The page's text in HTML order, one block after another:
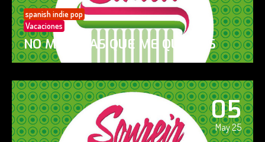
spanish indie pop
Vacaciones
NO ME DIGAS QUE ME QUIERES
05
May 25